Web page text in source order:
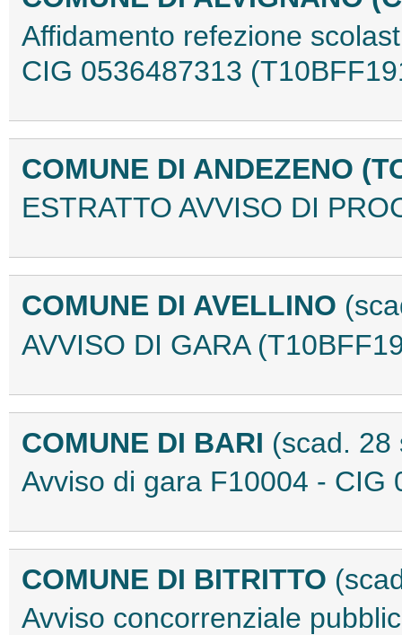
Affidamento refezione
CIG 0536487313
COMUNE DI ANDEZENO
ESTRATTO AVVISO DI
COMUNE DI AVELLINO
AVVISO DI GARA
COMUNE DI BARI (scad. 28
Avviso di gara F10004 - CIG
COMUNE DI BITRITTO
Avviso concorrenziale